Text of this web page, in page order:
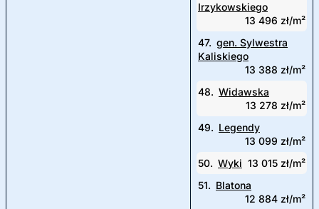
Irzykowskiego
13 496 zł/m²
47. gen. Sylwestra
Kaliskiego
13 388 zł/m²
48. Widawska
13 278 zł/m²
49. Legendy
13 099 zł/m²
50. Wyki 13 015 zł/m²
51. Blatona
12 884 zł/m²